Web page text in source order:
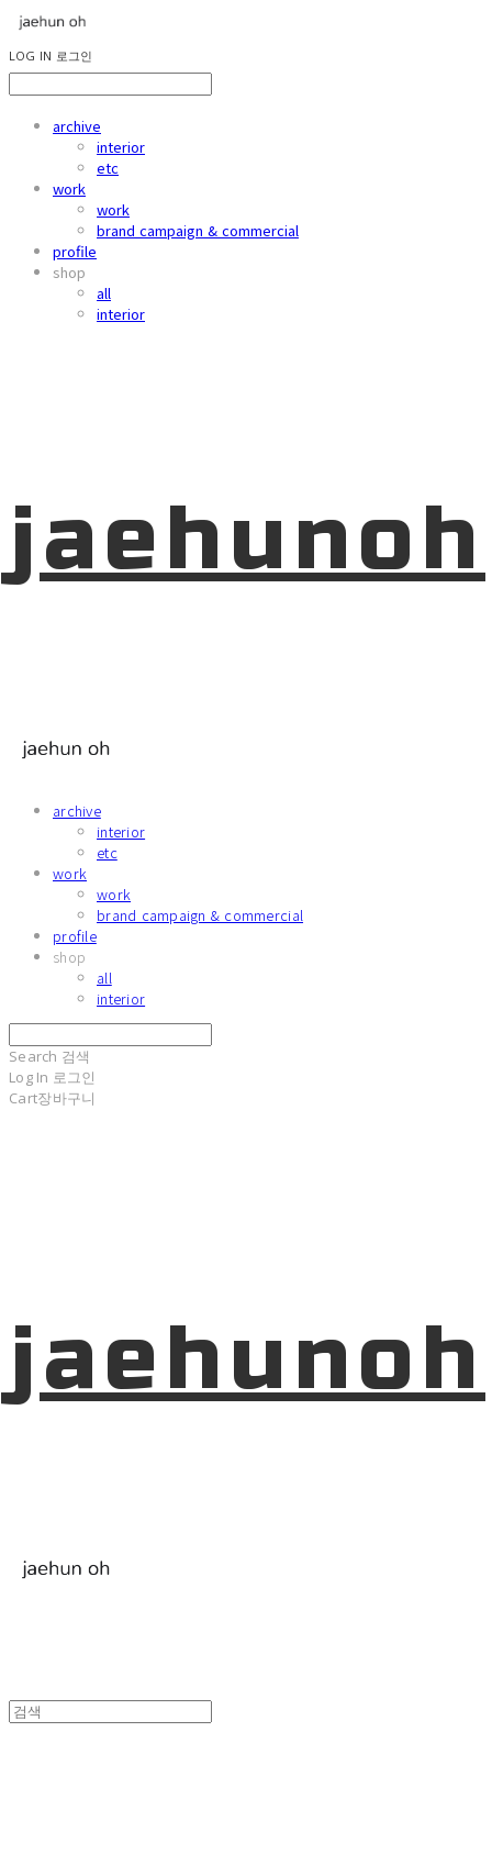
LOG IN 로그인
archive
interior
etc
work
work
brand campaign & commercial
profile
shop
all
interior
jaehunoh
archive
interior
etc
work
work
brand campaign & commercial
profile
shop
all
interior
Search 검색
Log In 로그인
Cart장바구니
jaehunoh